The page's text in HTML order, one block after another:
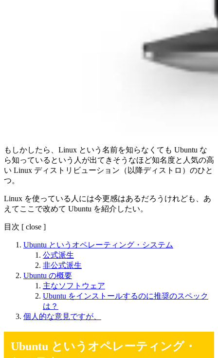
もしかしたら、Linux という名前を知らなくても Ubuntu な
ら知っているという人が出てきそうなほど知名度と人気の高
い Linux ディストリビューション（以降ディストロ）のひと
つ。
Linux を使っている人には今更感はあるだろうけれども、あ
えてここで改めて Ubuntu を紹介したい。
目次 [ close ]
Ubuntu というオペレーティング・システム
公式派生
非公式派生
Ubuntu の概要
主なソフトウェア
Ubuntu をインストールするのに推奨のスペック
は？
個人的な意見ですが、
Ubuntu というオペレーティング・